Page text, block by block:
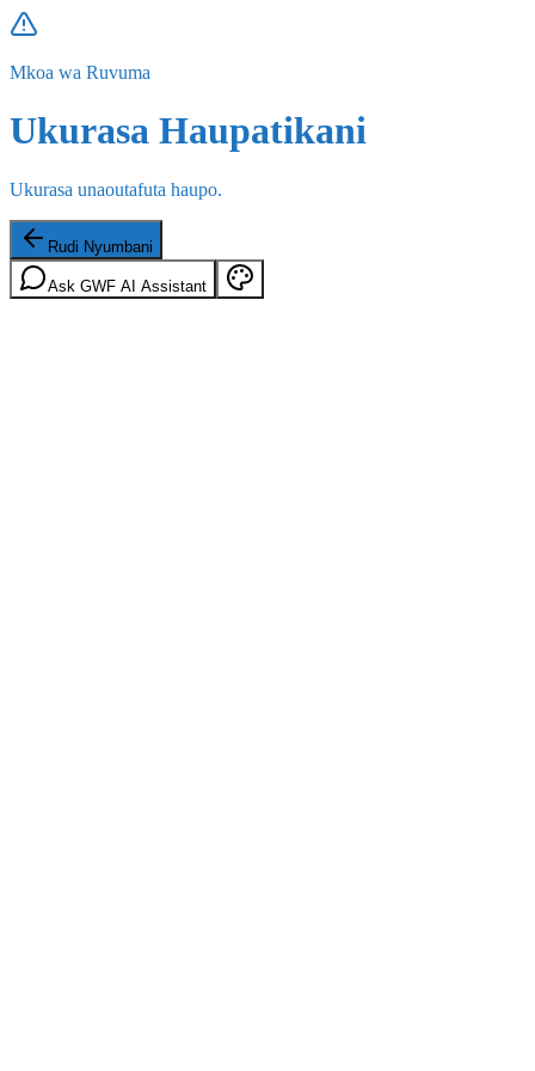
Mkoa wa Ruvuma
Ukurasa Haupatikani
Ukurasa unaoutafuta haupo.
Rudi Nyumbani
Ask GWF AI Assistant